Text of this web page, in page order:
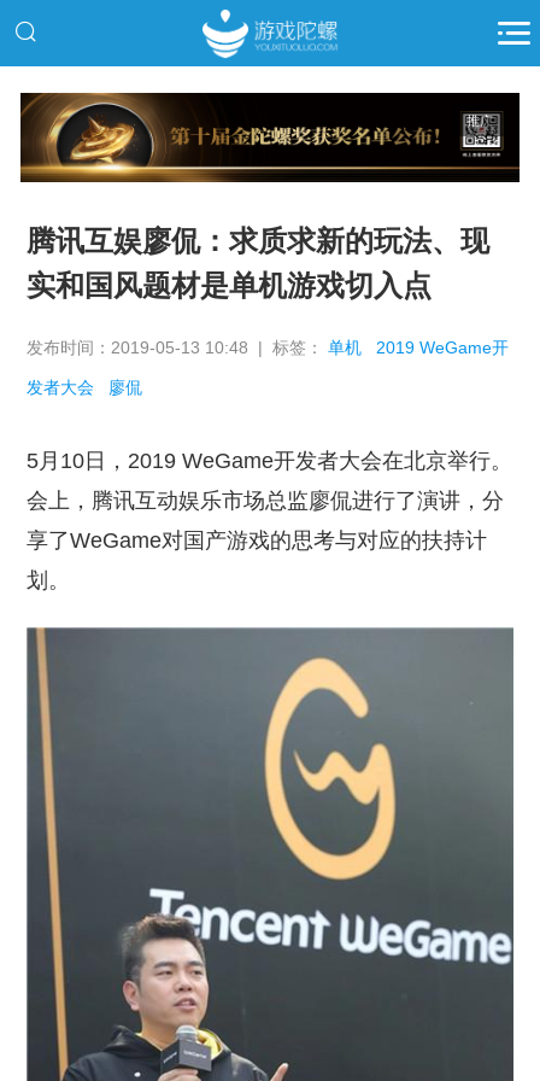
推广
腾讯互娱廖侃：求质求新的玩法、现
实和国风题材是单机游戏切入点
发布时间：2019-05-13 10:48 | 标签：单机 2019 WeGame开
发者大会 廖侃
5月10日，2019 WeGame开发者大会在北京举行。
会上，腾讯互动娱乐市场总监廖侃进行了演讲，分
享了WeGame对国产游戏的思考与对应的扶持计
划。